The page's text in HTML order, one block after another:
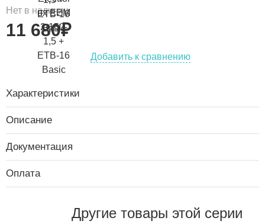
Нет в наличии
11 680₽
Добавить к сравнению
Характеристики
Описание
Документация
Оплата
Другие товары этой серии